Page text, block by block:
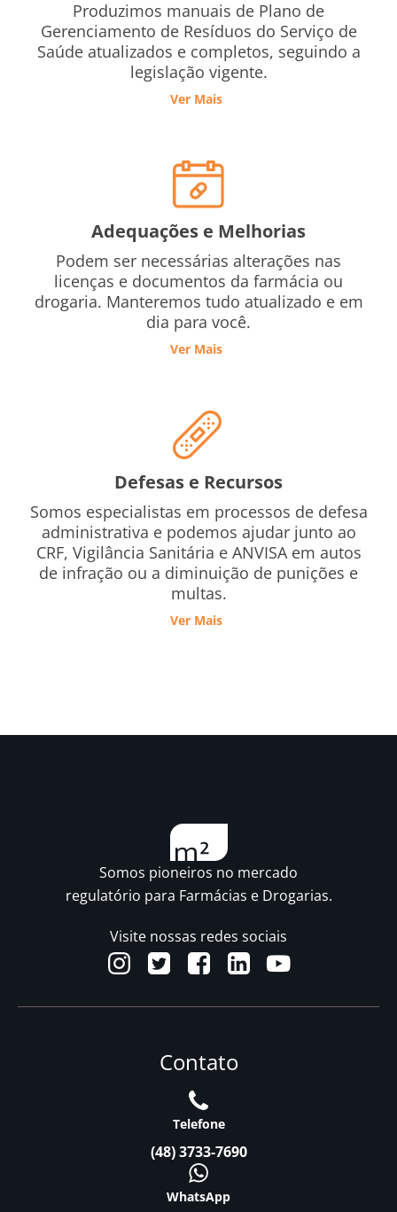
Produzimos manuais de Plano de
Gerenciamento de Resíduos do Serviço de
Saúde atualizados e completos, seguindo a
legislação vigente.
Ver Mais
Adequações e Melhorias
Podem ser necessárias alterações nas
licenças e documentos da farmácia ou
drogaria. Manteremos tudo atualizado e em
dia para você.
Ver Mais
Defesas e Recursos
Somos especialistas em processos de defesa
administrativa e podemos ajudar junto ao
CRF, Vigilância Sanitária e ANVISA em autos
de infração ou a diminuição de punições e
multas.
Ver Mais
Somos pioneiros no mercado
regulatório para Farmácias e Drogarias.
Visite nossas redes sociais
Contato
Telefone
(48) 3733-7690
WhatsApp